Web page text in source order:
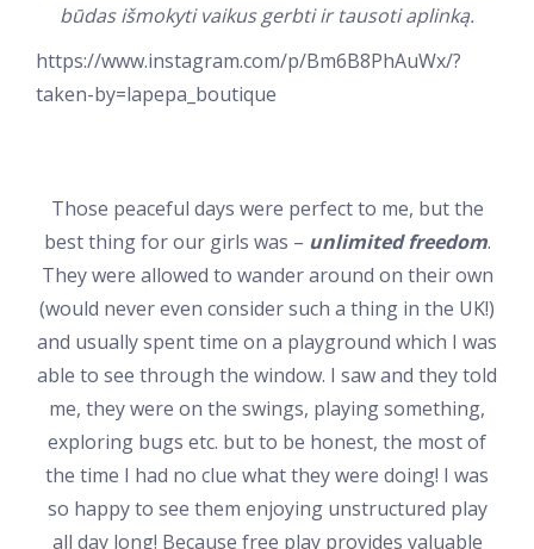
būdas išmokyti vaikus gerbti ir tausoti aplinką.
https://www.instagram.com/p/Bm6B8PhAuWx/?
taken-by=lapepa_boutique
Those peaceful days were perfect to me, but the
best thing for our girls was – unlimited freedom.
They were allowed to wander around on their own
(would never even consider such a thing in the UK!)
and usually spent time on a playground which I was
able to see through the window. I saw and they told
me, they were on the swings, playing something,
exploring bugs etc. but to be honest, the most of
the time I had no clue what they were doing! I was
so happy to see them enjoying unstructured play
all day long! Because free play provides valuable